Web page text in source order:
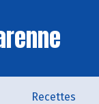
Recettes